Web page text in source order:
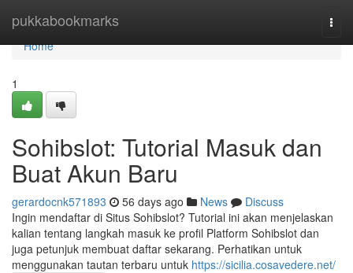
pukkabookmarks
Home
Home
1
Sohibslot: Tutorial Masuk dan
Buat Akun Baru
gerardocnk571893 56 days ago News
Discuss
Ingin mendaftar di Situs Sohibslot? Tutorial ini akan menjelaskan
kalian tentang langkah masuk ke profil Platform Sohibslot dan
juga petunjuk membuat daftar sekarang. Perhatikan untuk
menggunakan tautan terbaru untuk https://sicilia.cosavedere.net/